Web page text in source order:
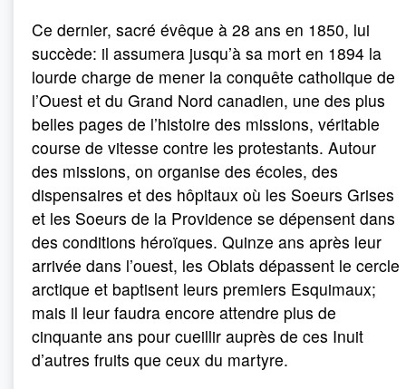
Ce dernier, sacré évêque à 28 ans en 1850, lui
succède: il assumera jusqu’à sa mort en 1894 la
lourde charge de mener la conquête catholique de
l’Ouest et du Grand Nord canadien, une des plus
belles pages de l’histoire des missions, véritable
course de vitesse contre les protestants. Autour
des missions, on organise des écoles, des
dispensaires et des hôpitaux où les Soeurs Grises
et les Soeurs de la Providence se dépensent dans
des conditions héroïques. Quinze ans après leur
arrivée dans l’ouest, les Oblats dépassent le cercle
arctique et baptisent leurs premiers Esquimaux;
mais il leur faudra encore attendre plus de
cinquante ans pour cueillir auprès de ces Inuit
d’autres fruits que ceux du martyre.